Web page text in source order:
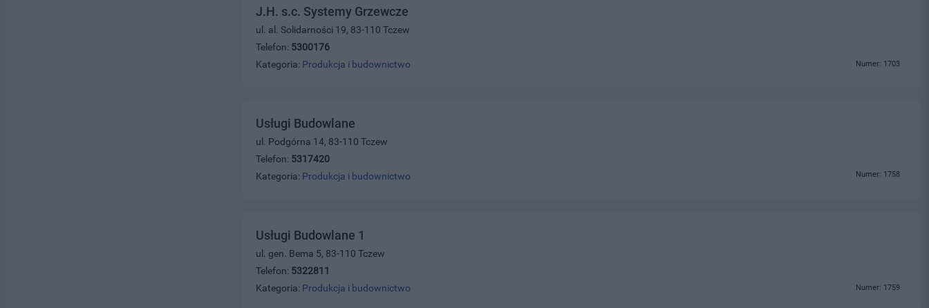
J.H. s.c. Systemy Grzewcze
ul. al. Solidarności 19, 83-110 Tczew
Telefon: 5300176
Kategoria: Produkcja i budownictwo Numer: 1703
Usługi Budowlane
ul. Podgórna 14, 83-110 Tczew
Telefon: 5317420
Kategoria: Produkcja i budownictwo Numer: 1758
Usługi Budowlane 1
ul. gen. Bema 5, 83-110 Tczew
Telefon: 5322811
Kategoria: Produkcja i budownictwo Numer: 1759